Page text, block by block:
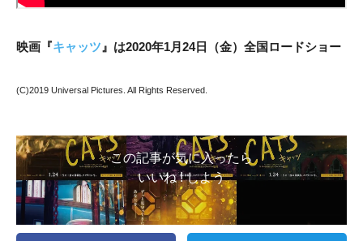
映画『キャッツ 』は2020年1月24日（金）全国ロードショー
(C)2019 Universal Pictures. All Rights Reserved.
この記事が気に入ったら
いいね ! しよう